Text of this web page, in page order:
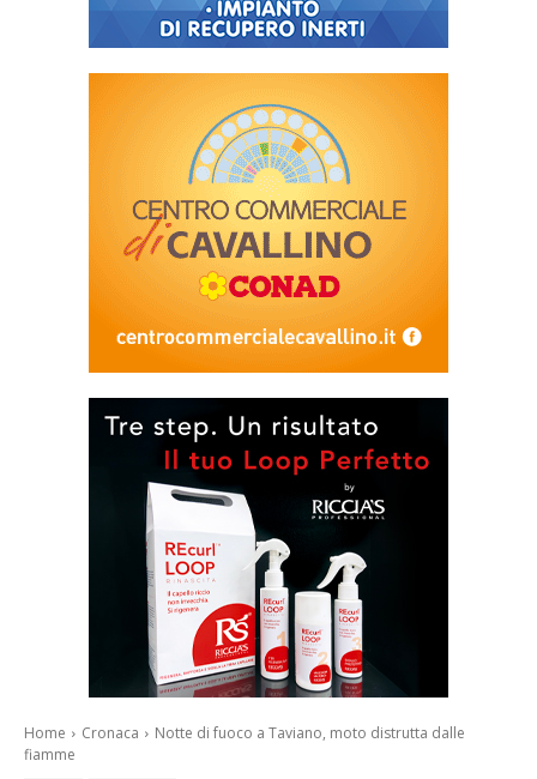
Home Cronaca
Notte di fuoco a Taviano, moto distrutta dalle
fiamme